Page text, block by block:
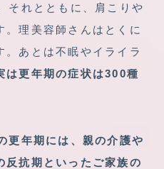
それとともに、肩こりや
。理美容師さんはとくに
あとは不眠やイライラ
は更年期の症状は300種
更年期には、親の介護や
反抗期といったご家族の